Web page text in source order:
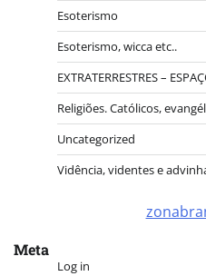
Esoterismo
Esoterismo, wicca etc..
EXTRATERRESTRES –
Religiões. Católicos,
Uncategorized
Vidência, videntes e
Meta
Log in